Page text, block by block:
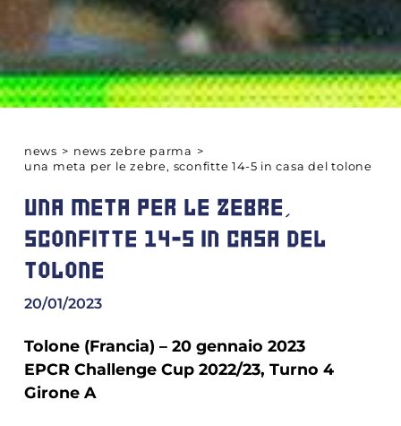
news > news zebre parma >
una meta per le zebre, sconfitte 14-5 in casa del tolone
UNA META PER LE ZEBRE,
SCONFITTE 14-5 IN CASA DEL
TOLONE
20/01/2023
Tolone (Francia) – 20 gennaio 2023
EPCR Challenge Cup 2022/23, Turno 4
Girone A